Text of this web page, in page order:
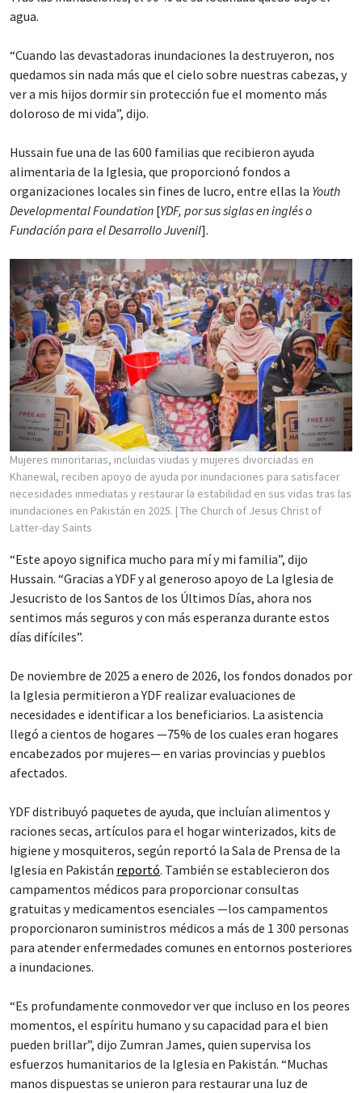
agua.
“Cuando las devastadoras inundaciones la destruyeron, nos
quedamos sin nada más que el cielo sobre nuestras cabezas, y
ver a mis hijos dormir sin protección fue el momento más
doloroso de mi vida”, dijo.
Hussain fue una de las 600 familias que recibieron ayuda
alimentaria de la Iglesia, que proporcionó fondos a
organizaciones locales sin fines de lucro, entre ellas la Youth
Developmental Foundation [YDF, por sus siglas en inglés o
Fundación para el Desarrollo Juvenil].
Mujeres minoritarias, incluidas viudas y mujeres divorciadas en
Khanewal, reciben apoyo de ayuda por inundaciones para satisfacer
necesidades inmediatas y restaurar la estabilidad en sus vidas tras las
inundaciones en Pakistán en 2025. | The Church of Jesus Christ of
Latter-day Saints
“Este apoyo significa mucho para mí y mi familia”, dijo
Hussain. “Gracias a YDF y al generoso apoyo de La Iglesia de
Jesucristo de los Santos de los Últimos Días, ahora nos
sentimos más seguros y con más esperanza durante estos
días difíciles”.
De noviembre de 2025 a enero de 2026, los fondos donados por
la Iglesia permitieron a YDF realizar evaluaciones de
necesidades e identificar a los beneficiarios. La asistencia
llegó a cientos de hogares —75% de los cuales eran hogares
encabezados por mujeres— en varias provincias y pueblos
afectados.
YDF distribuyó paquetes de ayuda, que incluían alimentos y
raciones secas, artículos para el hogar winterizados, kits de
higiene y mosquiteros, según reportó la Sala de Prensa de la
Iglesia en Pakistán reportó. También se establecieron dos
campamentos médicos para proporcionar consultas
gratuitas y medicamentos esenciales —los campamentos
proporcionaron suministros médicos a más de 1 300 personas
para atender enfermedades comunes en entornos posteriores
a inundaciones.
“Es profundamente conmovedor ver que incluso en los peores
momentos, el espíritu humano y su capacidad para el bien
pueden brillar”, dijo Zumran James, quien supervisa los
esfuerzos humanitarios de la Iglesia en Pakistán. “Muchas
manos dispuestas se unieron para restaurar una luz de